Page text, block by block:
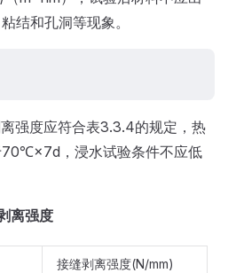
结和孔洞等现象。
强度应符合表3.3.4的规定，热
70℃×7d，浸水试验条件不应低
离强度
接缝剥离强度(N/mm)